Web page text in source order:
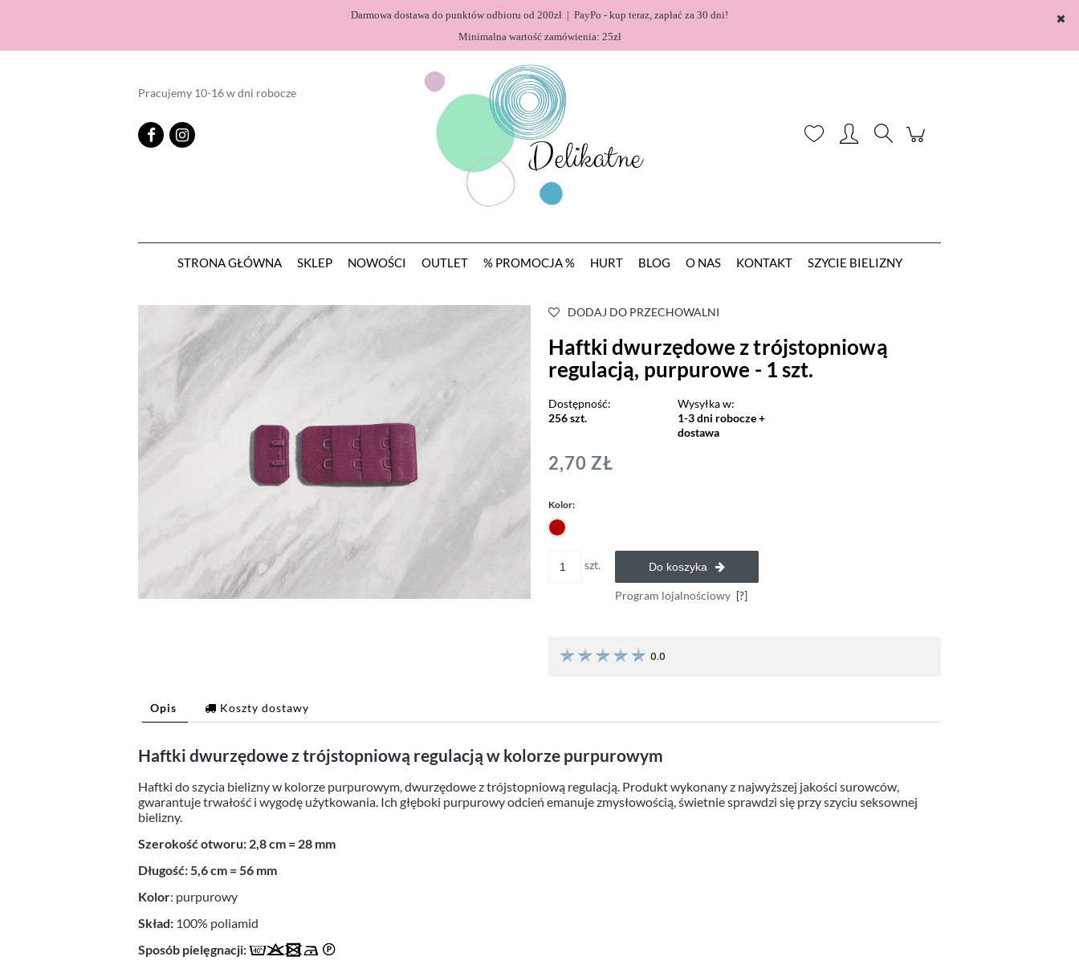
Darmowa dostawa do punktów odbioru od 200zł | PayPo - kup teraz, zapłać za 30 dni!
Minimalna wartość zamówienia: 25zł
Pracujemy 10-16 w dni robocze
STRONA GŁÓWNA SKLEP NOWOŚCI OUTLET % PROMOCJA % HURT BLOG O NAS KONTAKT SZYCIE BIELIZNY
DODAJ DO PRZECHOWALNI
Haftki dwurzędowe z trójstopniową
regulacją, purpurowe - 1 szt.
Dostępność:
256 szt.
Wysyłka w:
1-3 dni robocze +
dostawa
2,70 ZŁ
Kolor:
szt. Do koszyka
Program lojalnościowy [?]
0.0
Opis Koszty dostawy
Haftki dwurzędowe z trójstopniową regulacją w kolorze purpurowym
Haftki do szycia bielizny w kolorze purpurowym, dwurzędowe z trójstopniową regulacją. Produkt wykonany z najwyższej jakości surowców,
gwarantuje trwałość i wygodę użytkowania. Ich głęboki purpurowy odcień emanuje zmysłowością, świetnie sprawdzi się przy szyciu seksownej
bielizny.
Szerokość otworu: 2,8 cm = 28 mm
Długość: 5,6 cm = 56 mm
Kolor: purpurowy
Skład: 100% poliamid
Sposób pielęgnacji: